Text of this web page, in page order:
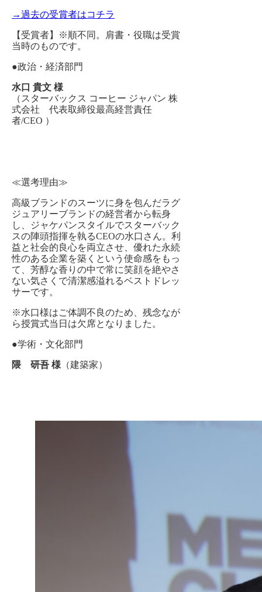
→過去の受賞者はコチラ
【受賞者】※順不同。肩書・役職は受賞
当時のものです。
●政治・経済部門
水口 貴文 様
（スターバックス コーヒー ジャパン 株
式会社 代表取締役最高経営責任
者/CEO ）
≪選考理由≫
高級ブランドのスーツに身を包んだラグ
ジュアリーブランドの経営者から転身
し、ジャケパンスタイルでスターバック
スの陣頭指揮を執るCEOの水口さん。利
益と社会的良心を両立させ、優れた永続
性のある企業を築くという使命感をもっ
て、芳醇な香りの中で常に笑顔を絶やさ
ない気さくで清潔感溢れるベストドレッ
サーです。
※水口様はご体調不良のため、残念なが
ら授賞式当日は欠席となりました。
●学術・文化部門
隈 研吾 様 （建築家）